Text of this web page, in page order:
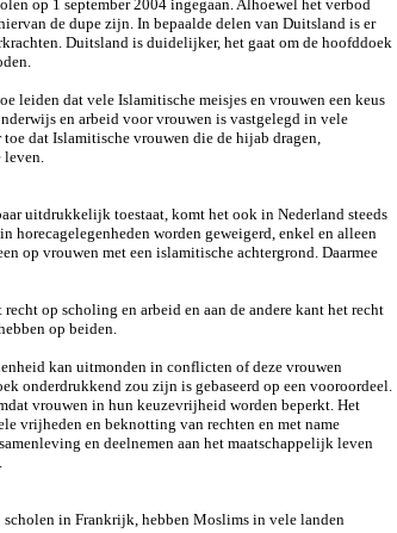
op 1 september 2004 ingegaan. Alhoewel het verbod
de dupe zijn. In bepaalde delen van Duitsland is er
Duitsland is duidelijker, het gaat om de hoofddoek
leiden dat vele Islamitische meisjes en vrouwen een keus
en arbeid voor vrouwen is vastgelegd in vele
dat Islamitische vrouwen die de hijab dragen,
leven.
uitdrukkelijk toestaat, komt het ook in Nederland steeds
worden geweigerd, enkel en alleen
op vrouwen met een islamitische achtergrond. Daarmee
op scholing en arbeid en aan de andere kant het recht
op beiden.
kan uitmonden in conflicten of deze vrouwen
onderdrukkend zou zijn is gebaseerd op een vooroordeel.
vrouwen in hun keuzevrijheid worden beperkt. Het
vrijheden en beknotting van rechten en met name
en deelnemen aan het maatschappelijk leven
in Frankrijk, hebben Moslims in vele landen